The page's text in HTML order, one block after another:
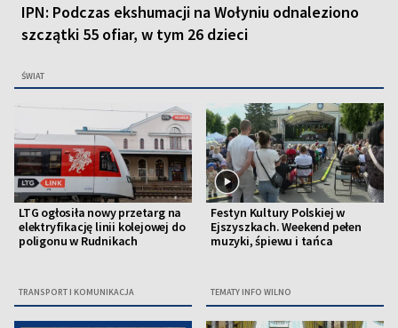
IPN: Podczas ekshumacji na Wołyniu odnaleziono
szczątki 55 ofiar, w tym 26 dzieci
ŚWIAT
LTG ogłosiła nowy przetarg na
elektryfikację linii kolejowej do
poligonu w Rudnikach
TRANSPORT I KOMUNIKACJA
Festyn Kultury Polskiej w
Ejszyszkach. Weekend pełen
muzyki, śpiewu i tańca
TEMATY INFO WILNO